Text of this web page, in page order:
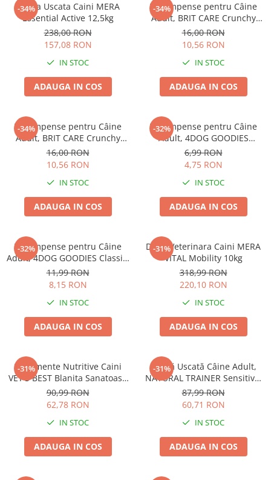
-34%
Hrana Uscata Caini MERA
Essential Active 12,5kg
238,00 RON
157,08 RON
IN STOC
ADAUGA IN COS
-34%
Recompense pentru Câine
Adult, BRIT CARE Crunchy
Cracker, Insecte, Curcan și
Mere, 200g
16,00 RON
10,56 RON
IN STOC
ADAUGA IN COS
-34%
Recompense pentru Câine
Adult, BRIT CARE Crunchy
Cracker, Insecte, Iepure și
Fenicul, 200g
16,00 RON
10,56 RON
IN STOC
ADAUGA IN COS
-32%
Recompense pentru Câine
Adult, 4DOG GOODIES
Trainer, Miel și Orez, 150g
6,99 RON
4,75 RON
IN STOC
ADAUGA IN COS
-32%
Recompense pentru Câine
Adult, 4DOG GOODIES Classic,
Jerky Tenders Pui, 100g
11,99 RON
8,15 RON
IN STOC
ADAUGA IN COS
-31%
Dieta Veterinara Caini MERA
VITAL Mobility 10kg
318,99 RON
220,10 RON
IN STOC
ADAUGA IN COS
-31%
Suplimente Nutritive Caini
VET'S BEST Blanita Sanatoasa
60 tablete
90,99 RON
62,78 RON
IN STOC
ADAUGA IN COS
-31%
Hrană Uscată Câine Adult,
NATURAL TRAINER Sensitive,
Fără Gluten, Talie Mică,
Iepure, 2kg
87,99 RON
60,71 RON
IN STOC
ADAUGA IN COS